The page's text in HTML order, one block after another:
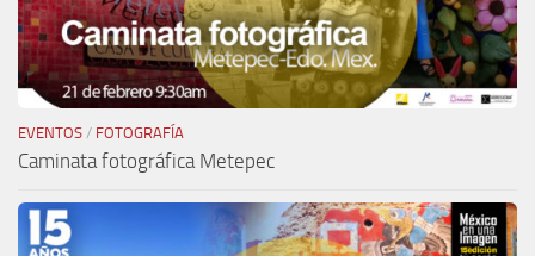
EVENTOS / FOTOGRAFÍA
Caminata fotográfica Metepec